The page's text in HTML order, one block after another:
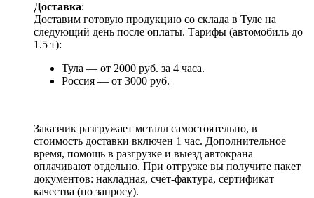
Доставка:
Доставим готовую продукцию со склада в Туле на
следующий день после оплаты. Тарифы (автомобиль до
1.5 т):
Тула — от 2000 руб. за 4 часа.
Россия — от 3000 руб.
Заказчик разгружает металл самостоятельно, в
стоимость доставки включен 1 час. Дополнительное
время, помощь в разгрузке и выезд автокрана
оплачивают отдельно. При отгрузке вы получите пакет
документов: накладная, счет-фактура, сертификат
качества (по запросу).